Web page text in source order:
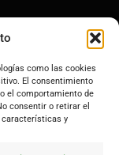
como las cookies
El consentimiento
el comportamiento de
consentir o retirar el
características y